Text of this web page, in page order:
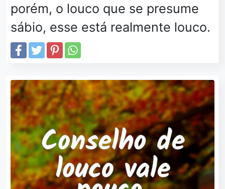
porém, o louco que se presume
sábio, esse está realmente louco.